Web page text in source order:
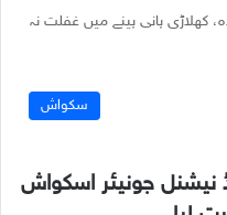
پانی پینے میں غفلت نہ
سکواش
نیشنل جونیئر اسکواش